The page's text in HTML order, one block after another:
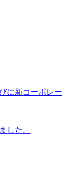
に新コーポレー
した。